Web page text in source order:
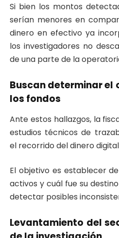
Si bien los montos
serían menores en
dinero en efectivo ya
los investigadores no
de una parte de la
Buscan determinar el
los fondos
Ante estos hallazgos, la
estudios técnicos de
el recorrido del dinero
El objetivo es establecer
activos y cuál fue su
detectar posibles
Levantamiento del